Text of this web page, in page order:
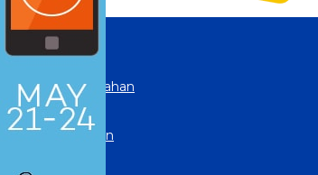
Beranda
Peristiwa
Pemerintahan
Politik
Ekonomi
Pendidikan